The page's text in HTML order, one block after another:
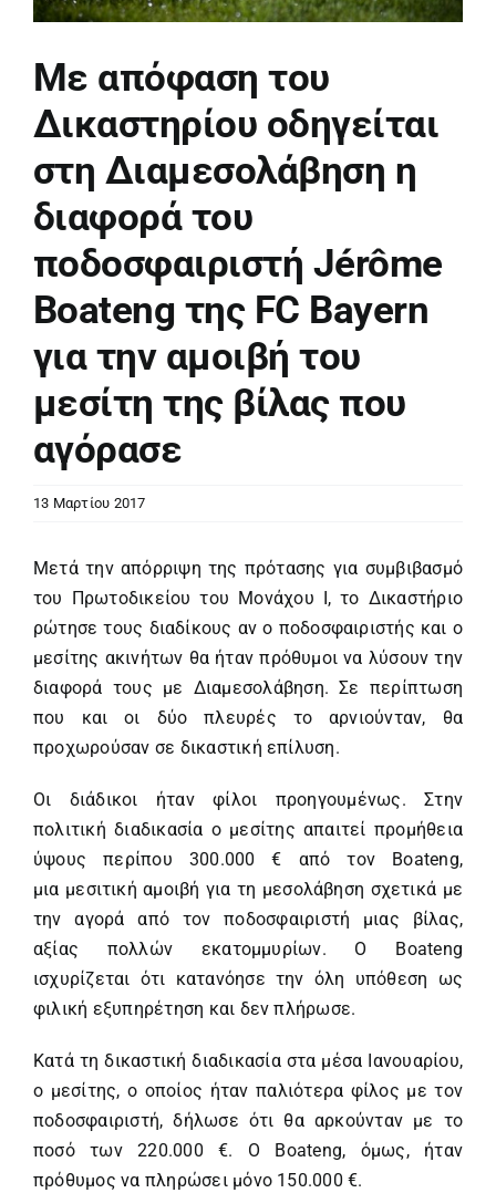
Με απόφαση του
Δικαστηρίου οδηγείται
στη Διαμεσολάβηση η
διαφορά του
ποδοσφαιριστή Jérôme
Boateng της FC Bayern
για την αμοιβή του
μεσίτη της βίλας που
αγόρασε
13 Μαρτίου 2017
Μετά την απόρριψη της πρότασης για συμβιβασμό
του Πρωτοδικείου του Μονάχου Ι, το Δικαστήριο
ρώτησε τους διαδίκους αν ο ποδοσφαιριστής και ο
μεσίτης ακινήτων θα ήταν πρόθυμοι να λύσουν την
διαφορά τους με Διαμεσολάβηση. Σε περίπτωση
που και οι δύο πλευρές το αρνιούνταν, θα
προχωρούσαν σε δικαστική επίλυση.
Οι διάδικοι ήταν φίλοι προηγουμένως. Στην
πολιτική διαδικασία ο μεσίτης απαιτεί προμήθεια
ύψους περίπου 300.000 € από τον Boateng,
μια μεσιτική αμοιβή για τη μεσολάβηση σχετικά με
την αγορά από τον ποδοσφαιριστή μιας βίλας,
αξίας πολλών εκατομμυρίων. Ο Boateng
ισχυρίζεται ότι κατανόησε την όλη υπόθεση ως
φιλική εξυπηρέτηση και δεν πλήρωσε.
Κατά τη δικαστική διαδικασία στα μέσα Ιανουαρίου,
ο μεσίτης, ο οποίος ήταν παλιότερα φίλος με τον
ποδοσφαιριστή, δήλωσε ότι θα αρκούνταν με το
ποσό των 220.000 €. Ο Boateng, όμως, ήταν
πρόθυμος να πληρώσει μόνο 150.000 €.